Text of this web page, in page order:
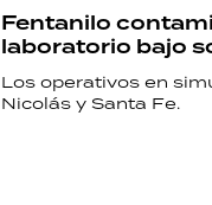
Fentanilo
laboratorio bajo
Los operativos en
Nicolás y Santa Fe.